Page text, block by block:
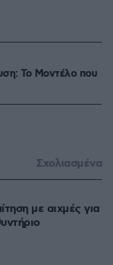
Το Mοντέλο που
Σχολιασμένα
με αιχμές για